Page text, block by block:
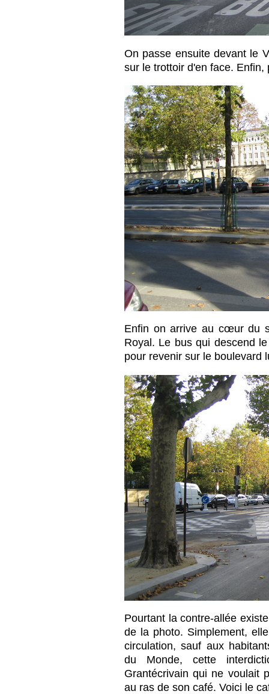
On passe ensuite devant le
sur le trottoir d'en face. Enfin,
Enfin on arrive au cœur du
Royal. Le bus qui descend
pour revenir sur le boulevard
Pourtant la contre-allée
de la photo. Simplement,
circulation, sauf aux
du Monde, cette
Grantécrivain qui ne voulait
au ras de son café. Voici le